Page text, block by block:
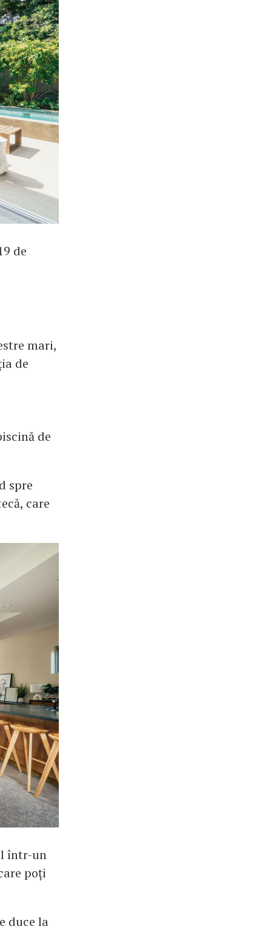
de
mari,
de
de
spre
care
într-un
poți
duce la